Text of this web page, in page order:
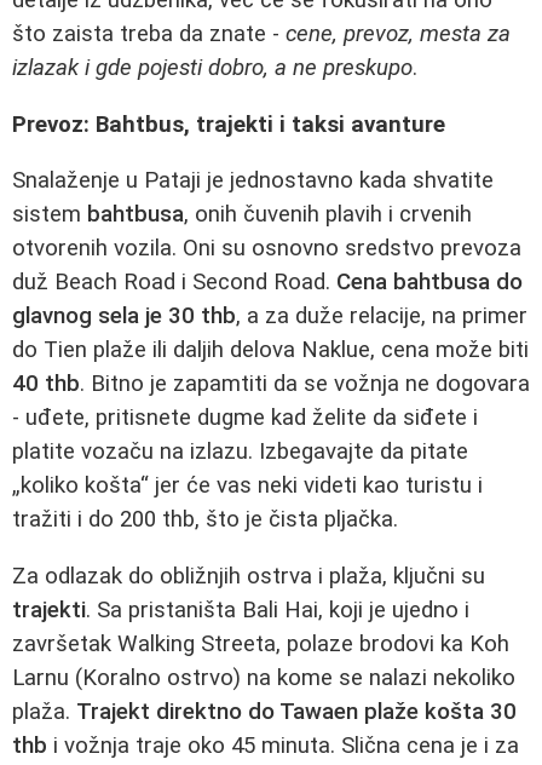
što zaista treba da znate - cene, prevoz, mesta za
izlazak i gde pojesti dobro, a ne preskupo.
Prevoz: Bahtbus, trajekti i taksi avanture
Snalaženje u Pataji je jednostavno kada shvatite
sistem bahtbusa, onih čuvenih plavih i crvenih
otvorenih vozila. Oni su osnovno sredstvo prevoza
duž Beach Road i Second Road. Cena bahtbusa do
glavnog sela je 30 thb, a za duže relacije, na primer
do Tien plaže ili daljih delova Naklue, cena može biti
40 thb. Bitno je zapamtiti da se vožnja ne dogovara
- uđete, pritisnete dugme kad želite da siđete i
platite vozaču na izlazu. Izbegavajte da pitate
„koliko košta“ jer će vas neki videti kao turistu i
tražiti i do 200 thb, što je čista pljačka.
Za odlazak do obližnjih ostrva i plaža, ključni su
trajekti. Sa pristaništa Bali Hai, koji je ujedno i
završetak Walking Streeta, polaze brodovi ka Koh
Larnu (Koralno ostrvo) na kome se nalazi nekoliko
plaža. Trajekt direktno do Tawaen plaže košta 30
thb i vožnja traje oko 45 minuta. Slična cena je i za